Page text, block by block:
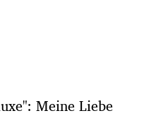
Meine Liebe